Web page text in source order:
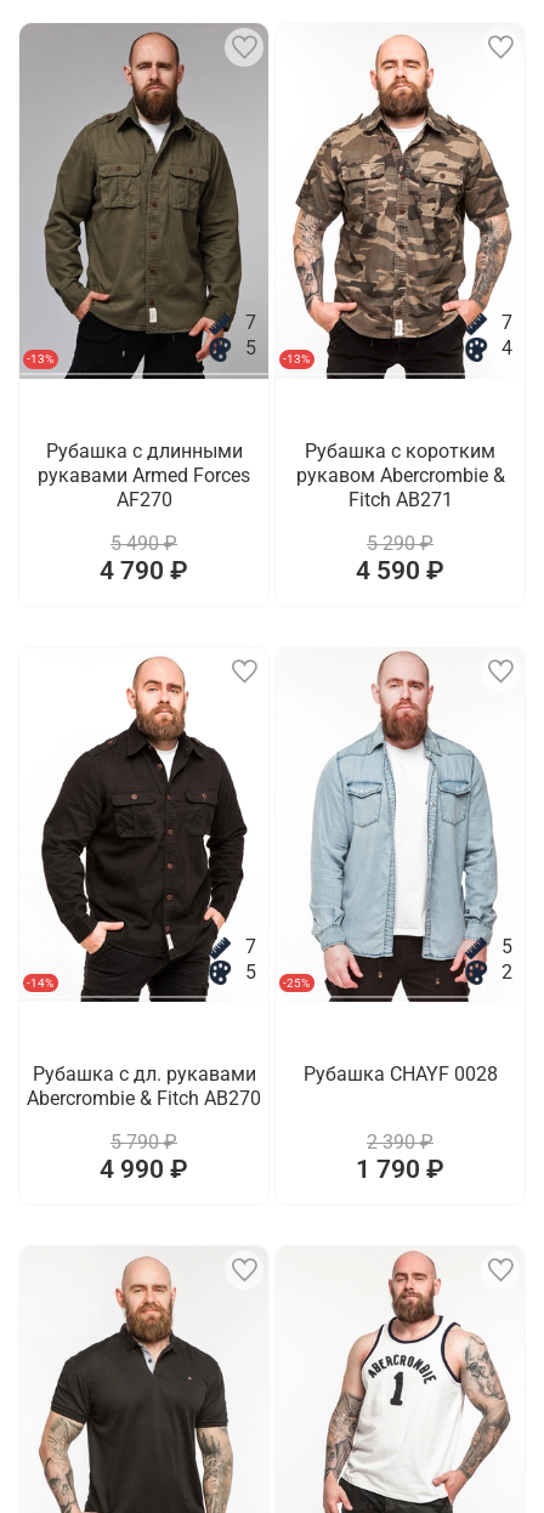
-13%
7
5
Рубашка с длинными
рукавами Armed Forces
AF270
5 490 ₽
4 790 ₽
-13%
7
4
Рубашка с коротким
рукавом Abercrombie &
Fitch AB271
5 290 ₽
4 590 ₽
-14%
7
5
Рубашка с дл. рукавами
Abercrombie & Fitch AB270
5 790 ₽
4 990 ₽
-25%
5
2
Рубашка CHAYF 0028
2 390 ₽
1 790 ₽